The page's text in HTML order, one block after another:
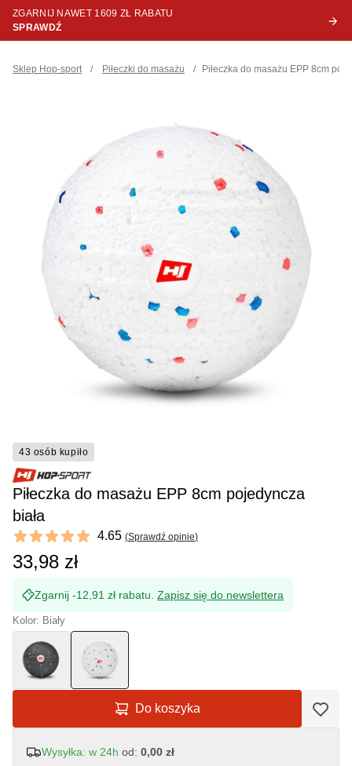
ZGARNIJ NAWET 1609 ZŁ RABATU
SPRAWDŹ
Sklep Hop-sport / Piłeczki do masażu / Piłeczka do masażu EPP 8cm
43 osób kupiło
Piłeczka do masażu EPP 8cm pojedyncza
biała
Reviews
4.65 out of 5 stars 4.65 (Sprawdź opinie)
33,98 zł
Zgarnij -12,91 zł rabatu. Zapisz się do newslettera
Kolor: Biały
Do koszyka
Wysyłka: w 24h od: 0,00 zł